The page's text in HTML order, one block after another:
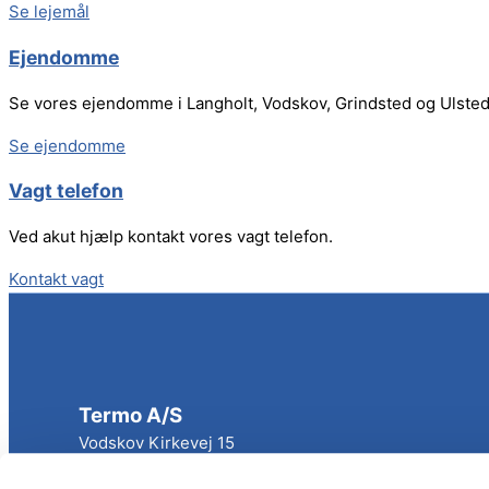
Se lejemål
Ejendomme
Se vores ejendomme i Langholt, Vodskov, Grindsted og
Se ejendomme
Vagt telefon
Ved akut hjælp kontakt vores vagt telefon.
Kontakt vagt
Termo A/S
Vodskov Kirkevej 15